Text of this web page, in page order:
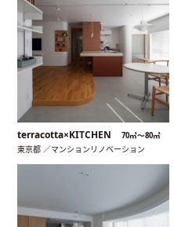
terracotta×KITCHEN 70㎡〜80㎡
東京都 ／マンションリノベーション